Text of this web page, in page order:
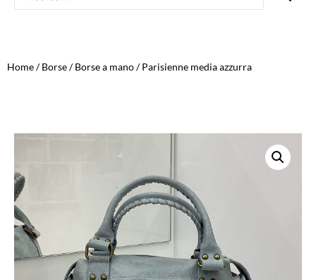
Home/Borse/Borse a mano/ Parisienne media azzurra